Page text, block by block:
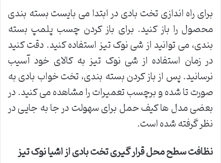
برای راه اندازی تخت بادی در ابتدا می بایست بسته بندی
محصول را باز کنید. برای باز کردن چسب پلمپ بسته
بندی، می توانید از شی نوک تیز استفاده کنید. دقت کنید
در زمان استفاده از شی نوک تیز به کالای خود آسیب
نرسانید. پس از باز کردن بسته بندی، تخت خواب بادی به
صورت تا شده و برچسب تعمیرات را مشاهده می کنید. در
بعضی مدل ها کیف حمل برای سهولت در جا به جایی در
نظر گرفته شده است.
نظافت سطح محل قرار گیری تخت بادی از اشیا نوک تیز